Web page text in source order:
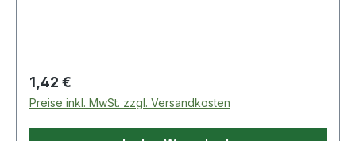
Regulärer Preis:
1,42 €
Preise inkl. MwSt. zzgl. Versandkosten